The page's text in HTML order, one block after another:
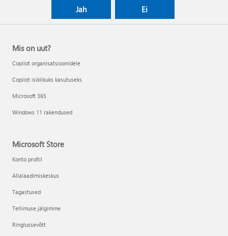
Jah Ei
Mis on uut?
Copilot organisatsioonidele
Copilot isiklikuks kasutuseks
Microsoft 365
Windows 11 rakendused
Microsoft Store
Konto profiil
Allalaadimiskeskus
Tagastused
Tellimuse jälgimine
Ringlussevõtt